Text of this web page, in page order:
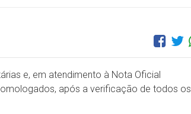
e, em atendimento à Nota Oficial
após a verificação de todos os